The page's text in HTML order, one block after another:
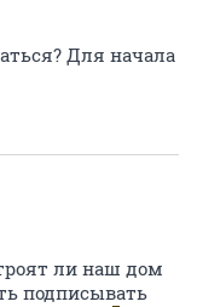
Для начала
ли наш дом
подписывать